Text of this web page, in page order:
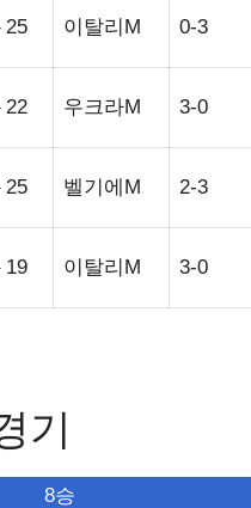
25 이탈리M 0-3
22 우크라M 3-0
25 벨기에M 2-3
19 이탈리M 3-0
기
8승